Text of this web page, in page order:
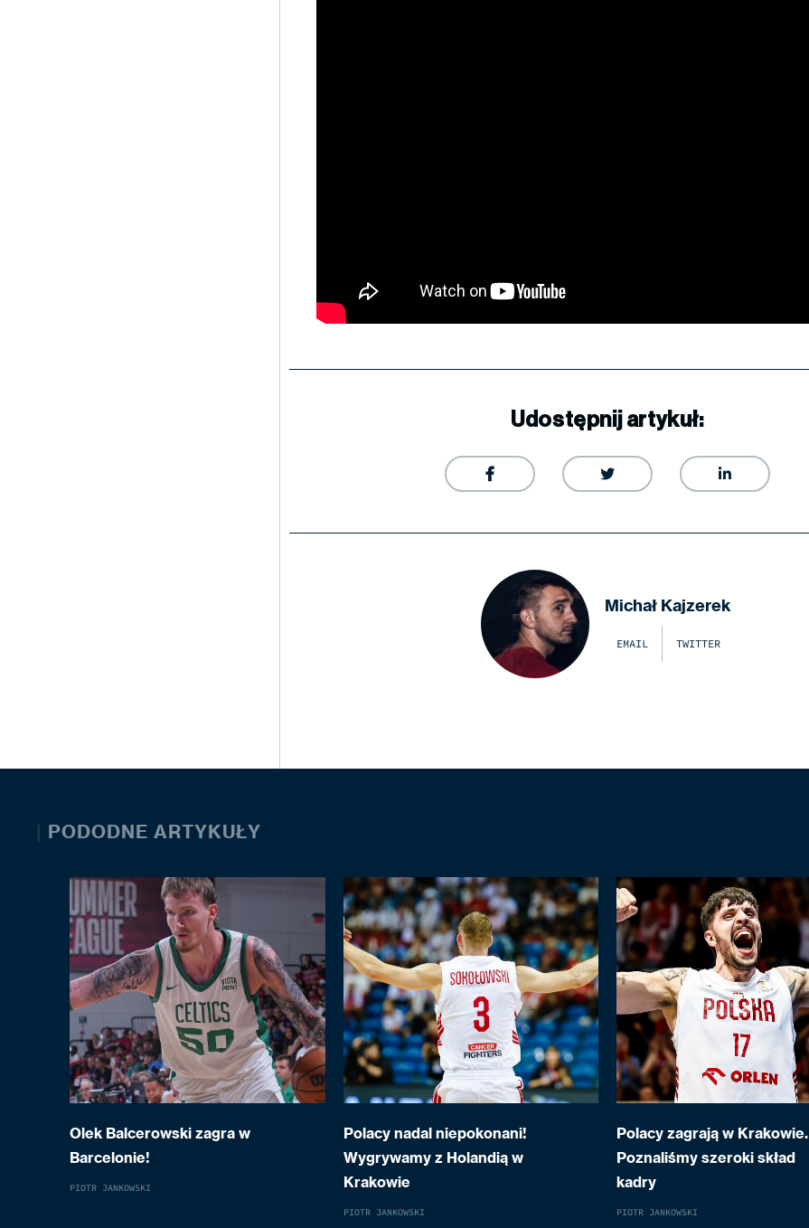
Udostępnij artykuł:
  
Michał Kajzerek
EMAIL TWITTER
| PODODNE ARTYKUŁY
Olek Balcerowski zagra w
Barcelonie!
PIOTR JANKOWSKI
Polacy nadal niepokonani!
Wygrywamy z Holandią w
Krakowie
PIOTR JANKOWSKI
Polacy zagrają w Krakowie.
Poznaliśmy szeroki skład
kadry
PIOTR JANKOWSKI